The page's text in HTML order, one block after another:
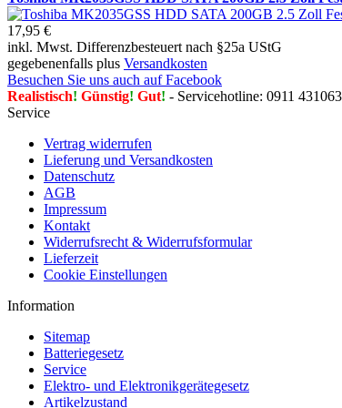
17,95 €
inkl. Mwst. Differenzbesteuert nach §25a UStG
gegebenenfalls plus Versandkosten
Besuchen Sie uns auch auf Facebook
Realistisch! Günstig! Gut! - Servicehotline: 0911
Service
Vertrag widerrufen
Lieferung und Versandkosten
Datenschutz
AGB
Impressum
Kontakt
Widerrufsrecht & Widerrufsformular
Lieferzeit
Cookie Einstellungen
Information
Sitemap
Batteriegesetz
Service
Elektro- und Elektronikgerätegesetz
Artikelzustand